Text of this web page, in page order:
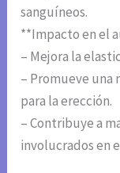
sanguíneos.
**Impacto en el
– Mejora la
– Promueve una
para la erección.
– Contribuye a
involucrados en